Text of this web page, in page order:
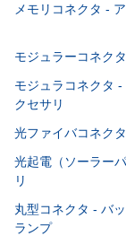
メモリコネクタ -
モジュラーコネク
モジュラコネクタ
クセサリ
光ファイバコネク
光起電（ソーラー
リ
丸型コネクタ - バ
ランプ